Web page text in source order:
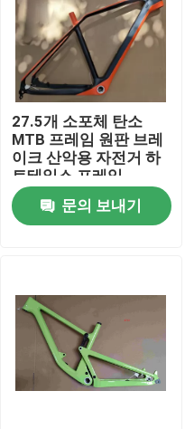
27.5개 소포체 탄소
MTB 프레임 원판 브레
이크 산악용 자전거 하
트테일스 프레임
문의 보내기